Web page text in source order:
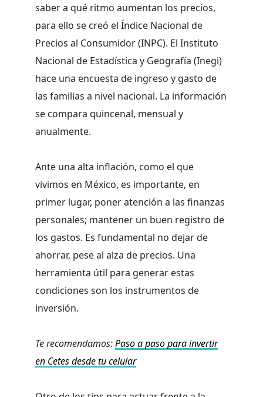
saber a qué ritmo aumentan los precios,
para ello se creó el Índice Nacional de
Precios al Consumidor (INPC). El Instituto
Nacional de Estadística y Geografía (Inegi)
hace una encuesta de ingreso y gasto de
las familias a nivel nacional. La información
se compara quincenal, mensual y
anualmente.
Ante una alta inflación, como el que
vivimos en México, es importante, en
primer lugar, poner atención a las finanzas
personales; mantener un buen registro de
los gastos. Es fundamental no dejar de
ahorrar, pese al alza de precios. Una
herramienta útil para generar estas
condiciones son los instrumentos de
inversión.
Te recomendamos:Paso a paso para invertir
en Cetes desde tu celular